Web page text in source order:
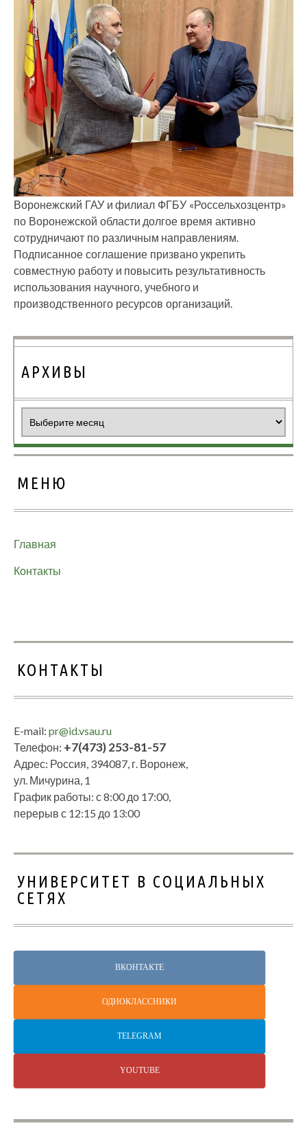
Воронежский ГАУ и филиал ФГБУ «Россельхозцентр»
по Воронежской области долгое время активно
сотрудничают по различным направлениям.
Подписанное соглашение призвано укрепить
совместную работу и повысить результативность
использования научного, учебного и
производственного ресурсов организаций.
АРХИВЫ
МЕНЮ
Главная
Контакты
КОНТАКТЫ
E-mail: pr@id.vsau.ru
Телефон: +7(473) 253-81-57
Адрес: Россия, 394087, г. Воронеж,
ул. Мичурина, 1
График работы: с 8:00 до 17:00,
перерыв с 12:15 до 13:00
УНИВЕРСИТЕТ В СОЦИАЛЬНЫХ
СЕТЯХ
ВКОНТАКТЕ
ОДНОКЛАССНИКИ
TELEGRAM
YOUTUBE